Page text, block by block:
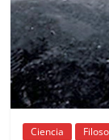
Ciencia